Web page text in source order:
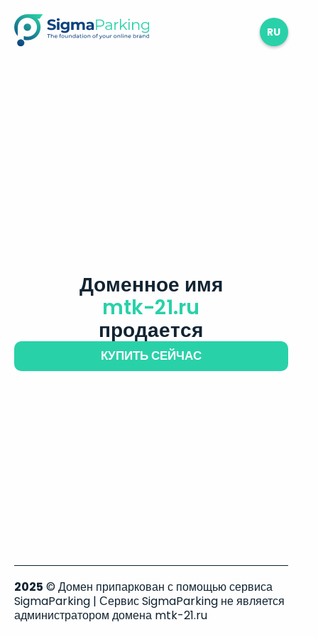
RU
Доменное имя
mtk-21.ru
продается
КУПИТЬ СЕЙЧАС
2025 © Домен припаркован с помощью сервиса
SigmaParking | Сервис SigmaParking не является
администратором домена mtk-21.ru